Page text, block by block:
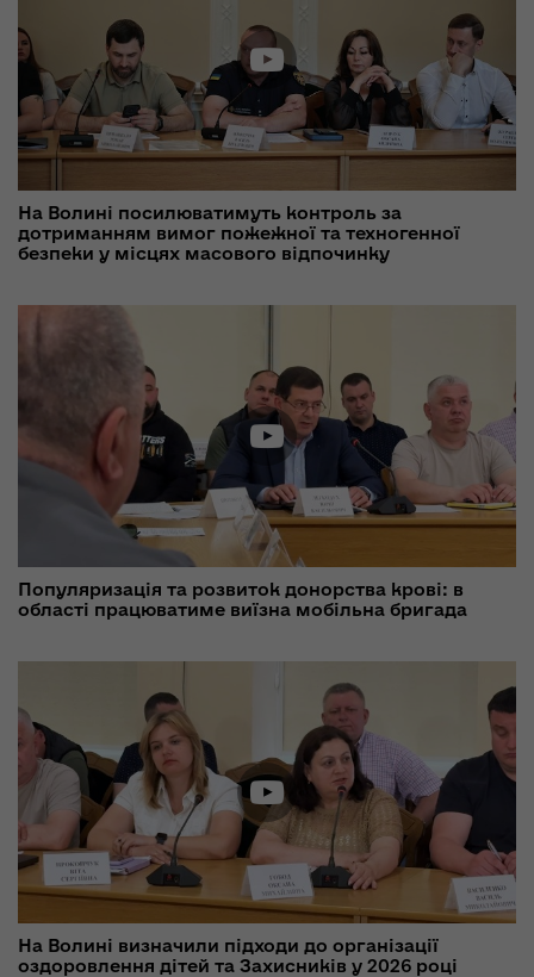
На Волині посилюватимуть контроль за
дотриманням вимог пожежної та техногенної
безпеки у місцях масового відпочинку
Популяризація та розвиток донорства крові: в
області працюватиме виїзна мобільна бригада
На Волині визначили підходи до організації
оздоровлення дітей та Захисників у 2026 році